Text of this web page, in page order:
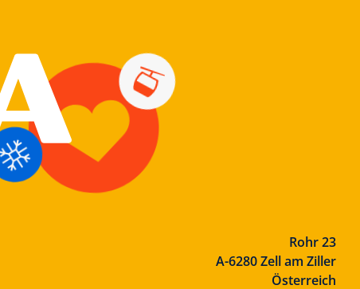
Rohr 23
A-6280 Zell am Ziller
Österreich